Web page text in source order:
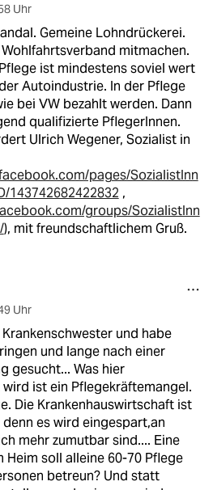
Uhr
Gemeine Lohndrückerei.
mitmachen.
ist mindestens soviel wert
Autoindustrie. In der Pflege
bei VW bezahlt werden. Dann
qualifizierte PflegerInnen.
Ulrich Wegener, Sozialist in
pages/SozialistInn
143742682422832 ,
groups/SozialistInn
), mit freundschaftlichem Gruß.
Uhr
und habe
und lange nach einer
gesucht... Was hier
ist ein Pflegekräftemangel.
Die Krankenhauswirtschaft ist
es wird eingespart,an
mehr zumutbar sind.... Eine
Heim soll alleine 60-70 Pflege
betreun? Und statt